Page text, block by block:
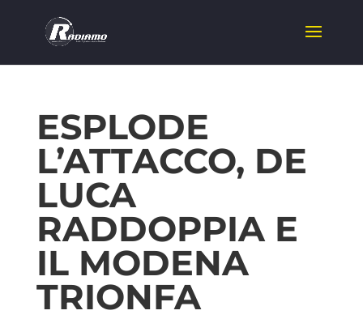
ESPLODE
L’ATTACCO, DE
LUCA
RADDOPPIA E
IL MODENA
TRIONFA